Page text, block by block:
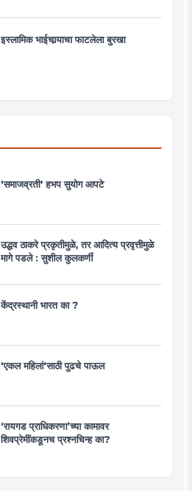
इस्लामिक भाईचार्‍याचा फाटलेला बुरखा
'समाजव्रती' हभप सुयोग आपटे
उद्धव ठाकरे प्रकृतीमुळे, तर आदित्य प्रवृत्तीमुळे
मागे पडले : सुशील कुलकर्णी
केंद्रस्थानी भारत का ?
'एकल महिलां'साठी पुढचे पाऊल
‘रायगड प्राधिकरणा’च्या कामावर
शिवप्रेमींकडूनच प्रश्नचिन्ह का?